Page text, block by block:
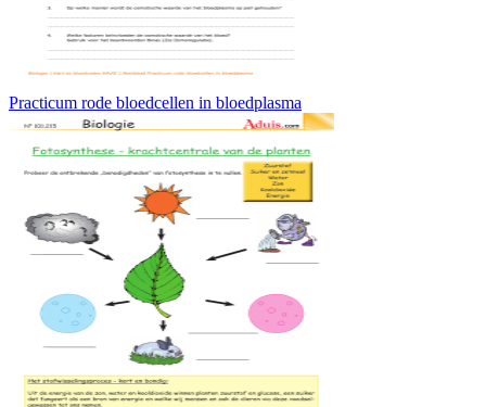
Practicum rode bloedcellen in bloedplasma